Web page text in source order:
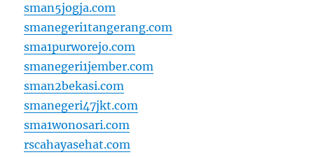
sman5jogja.com
smanegeri1tangerang.com
sma1purworejo.com
smanegeri1jember.com
sman2bekasi.com
smanegeri47jkt.com
sma1wonosari.com
rscahayasehat.com